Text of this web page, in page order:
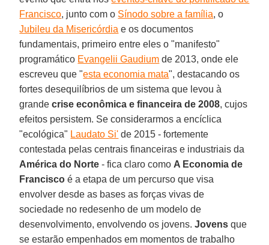
Francisco, junto com o Sínodo sobre a família, o
Jubileu da Misericórdia e os documentos
fundamentais, primeiro entre eles o "manifesto"
programático Evangelii Gaudium de 2013, onde ele
escreveu que "esta economia mata", destacando os
fortes desequilíbrios de um sistema que levou à
grandecrise econômica e financeira de 2008, cujos
efeitos persistem. Se considerarmos a encíclica
"ecológica" Laudato Si' de 2015 - fortemente
contestada pelas centrais financeiras e industriais da
América do Norte - fica claro como A Economia de
Franciscoé a etapa de um percurso que visa
envolver desde as bases as forças vivas de
sociedade no redesenho de um modelo de
desenvolvimento, envolvendo os jovens.Jovens que
se estarão empenhados em momentos de trabalho